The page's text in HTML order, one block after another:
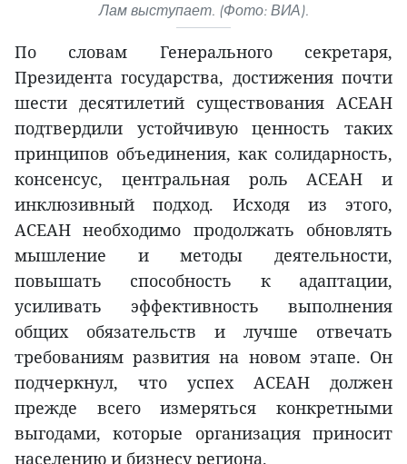
Лам выступает. (Фото: ВИА).
По словам Генерального секретаря,
Президента государства, достижения почти
шести десятилетий существования АСЕАН
подтвердили устойчивую ценность таких
принципов объединения, как солидарность,
консенсус, центральная роль АСЕАН и
инклюзивный подход. Исходя из этого,
АСЕАН необходимо продолжать обновлять
мышление и методы деятельности,
повышать способность к адаптации,
усиливать эффективность выполнения
общих обязательств и лучше отвечать
требованиям развития на новом этапе. Он
подчеркнул, что успех АСЕАН должен
прежде всего измеряться конкретными
выгодами, которые организация приносит
населению и бизнесу региона.